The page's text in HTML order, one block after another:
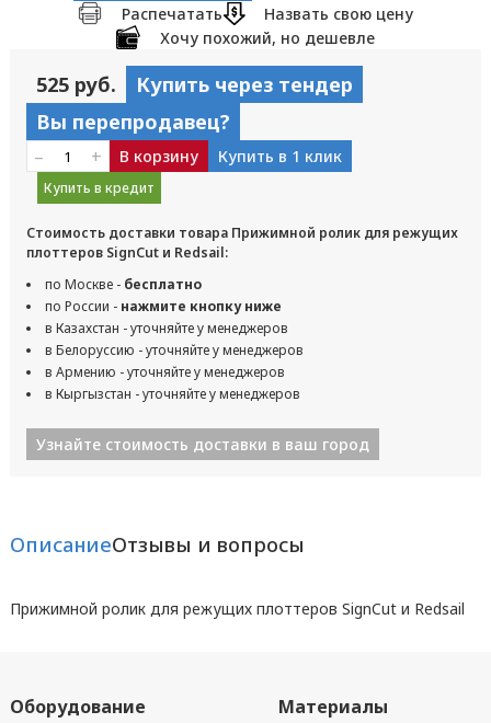
Распечатать
Назвать свою цену
Хочу похожий, но дешевле
525 руб.
Купить через тендер
Вы перепродавец?
– + В корзину Купить в 1 клик
Купить в кредит
Стоимость доставки товара Прижимной ролик для режущих
плоттеров SignCut и Redsail:
по Москве - бесплатно
по России - нажмите кнопку ниже
в Казахстан - уточняйте у менеджеров
в Белоруссию - уточняйте у менеджеров
в Армению - уточняйте у менеджеров
в Кыргызстан - уточняйте у менеджеров
Узнайте стоимость доставки в ваш город
ОписаниеОтзывы и вопросы
Прижимной ролик для режущих плоттеров SignCut и Redsail
Оборудование Материалы